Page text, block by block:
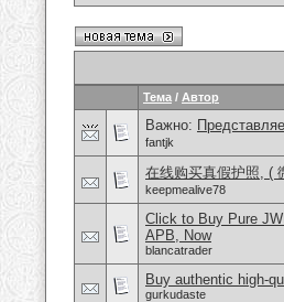
Тема / Автор
Важно:
fantjk
在线购买真假护照, (
keepmealive78
Click to Buy Pure
APB, Now
blancatrader
Buy authentic high-
gurkudaste